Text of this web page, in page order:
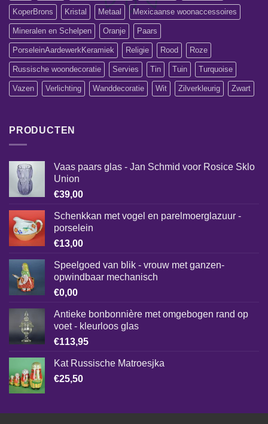
KoperBrons Kristal Metaal Mexicaanse woonaccessoires
Mineralen en Schelpen Oranje Paars
PorseleinAardewerkKeramiek Religie Rood Roze
Russische woondecoratie Servies Tin Tuin Turquoise
Vazen Verlichting Wanddecoratie Wit Zilverkleurig Zwart
PRODUCTEN
Vaas paars glas - Jan Schmid voor Rosice Sklo
Union
€39,00
Schenkkan met vogel en parelmoerglazuur -
porselein
€13,00
Speelgoed van blik - vrouw met ganzen-
opwindbaar mechanisch
€0,00
Antieke bonbonnière met omgebogen rand op
voet - kleurloos glas
€113,95
Kat Russische Matroesjka
€25,50